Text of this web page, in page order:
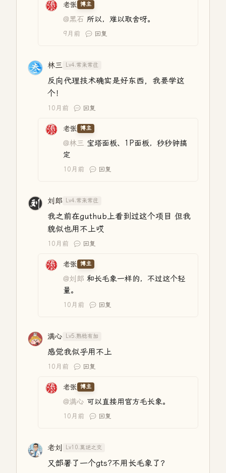
老张 博主
@黑石 所以，难以取舍呀。
9月前 回复
林三 Lv4.常来常往
反向代理技术确实是好东西，我要学这
个！
10月前 回复
老张 博主
@林三 宝塔面板、1P面板，秒秒钟搞
定
10月前 回复
刘郎 Lv4.常来常往
我之前在guthub上看到过这个项目 但我
貌似也用不上哎
10月前 回复
老张 博主
@刘郎 和长毛象一样的，不过这个轻
量。
10月前 回复
满心 Lv5.熟稔有加
感觉我似乎用不上
10月前 回复
老张 博主
@满心 可以直接用官方毛长象。
10月前 回复
老刘 Lv10.莫逆之交
又部署了一个gts?不用长毛象了？